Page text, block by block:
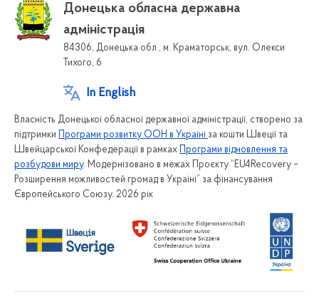
Донецька обласна державна
адміністрація
84306, Донецька обл., м. Краматорськ, вул. Олекси
Тихого, 6
In English
Власність Донецької обласної державної адміністрації, створено за
підтримки
Програми розвитку ООН в Україні за кошти Швеції та
Швейцарської Конфедерації в рамках
Програми відновлення та
розбудови миру. Модернізовано в межах Проєкту “EU4Recovery –
Розширення можливостей громад в Україні” за фінансування
Європейського Союзу. 2026 рік